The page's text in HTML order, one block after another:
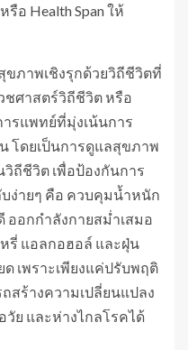
อ Health Span ให้
ภาพเชิงรุกด้วยวิถีชีวิตที่
ชศาสตร์วิถีชีวิต หรือ
ารแพทย์ที่มุ่งเน้นการ
โดยเป็นการดูแลสุขภาพ
ถีชีวิต เพื่อป้องกันการ
ง่ายๆ คือ ควบคุมน้ำหนัก
ออกกำลังกายสม่ำเสมอ
รี่ แอลกอฮอล์ และฝุ่น
เพราะเพียงแค่ปรับพฤติ
สร้างความเปลี่ยนแปลง
ย และห่างไกลโรคได้